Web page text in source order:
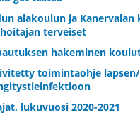
alakoulun ja Kanervalan
terveiset
hakeminen
toimintaohje
lukuvuosi 2020-2021